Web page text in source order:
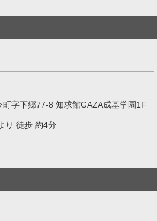
町字下郷77-8 知求館GAZA成基学園1F
り 徒歩 約4分